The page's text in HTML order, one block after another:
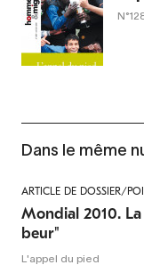
Dans le même
ARTICLE DE DOSSIER/
Mondial 2010.
beur"
L'appel du pied